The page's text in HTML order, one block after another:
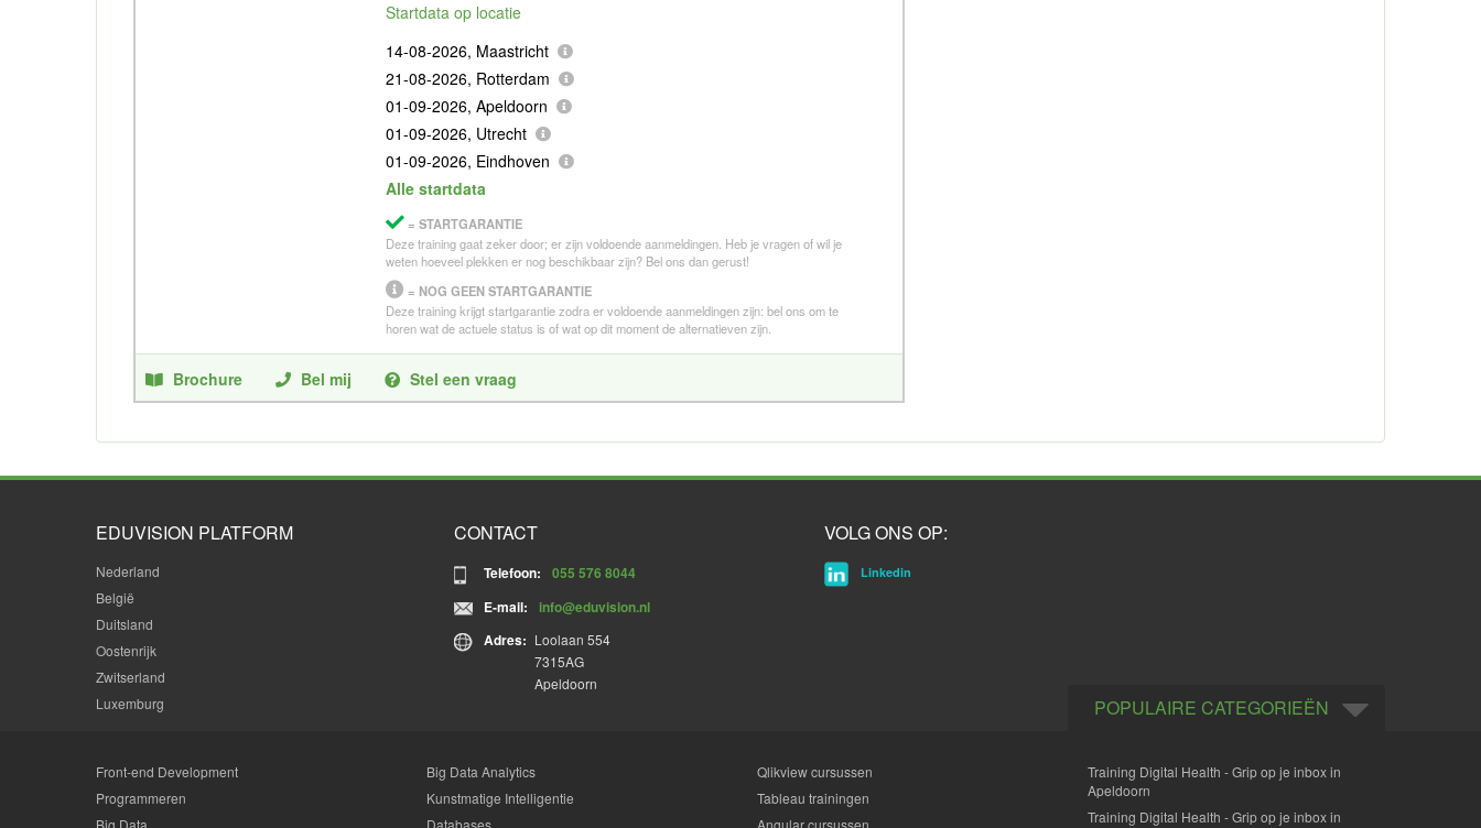
Startdata op locatie
14-08-2026, Maastricht
21-08-2026, Rotterdam
01-09-2026, Apeldoorn
01-09-2026, Utrecht
01-09-2026, Eindhoven
Alle startdata
= STARTGARANTIE
Deze training gaat zeker door; er zijn voldoende aanmeldingen. Heb je vragen of wil je
weten hoeveel plekken er nog beschikbaar zijn? Bel ons dan gerust!
= NOG GEEN STARTGARANTIE
Deze training krijgt startgarantie zodra er voldoende aanmeldingen zijn: bel ons om te
horen wat de actuele status is of wat op dit moment de alternatieven zijn.
Brochure Bel mij Stel een vraag
EDUVISION PLATFORM
Nederland
België
Duitsland
Oostenrijk
Zwitserland
Luxemburg
CONTACT
Telefoon:
055 576 8044
E-mail:
info@eduvision.nl
Adres: Loolaan 554
7315AG
Apeldoorn
VOLG ONS OP:
Linkedin
POPULAIRE CATEGORIEËN
Front-end Development
Programmeren
Big Data
Big Data Analytics
Kunstmatige Intelligentie
Databases
Qlikview cursussen
Tableau trainingen
Angular cursussen
Training Digital Health - Grip op je inbox in
Apeldoorn
Training Digital Health - Grip op je inbox in